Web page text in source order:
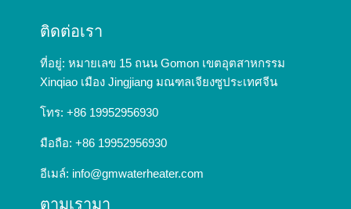
ติดต่อเรา
ที่อยู่: หมายเลข 15 ถนน Gomon เขตอุตสาหกรรม
Xinqiao เมือง Jingjiang มณฑลเจียงซูประเทศจีน
โทร: +86 19952956930
มือถือ: +86 19952956930
อีเมล์: info@gmwaterheater.com
ตามเรามา